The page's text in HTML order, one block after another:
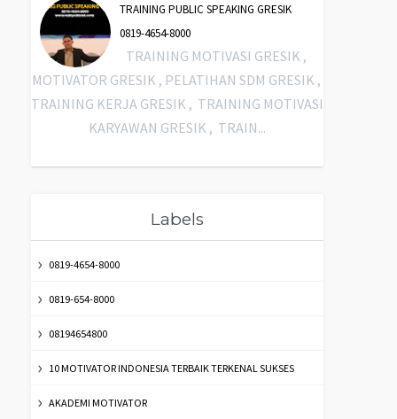
TRAINING PUBLIC SPEAKING GRESIK
0819-4654-8000
TRAINING MOTIVASI GRESIK ,
MOTIVATOR GRESIK , PELATIHAN SDM GRESIK ,
TRAINING KERJA GRESIK , TRAINING MOTIVASI
KARYAWAN GRESIK , TRAIN...
Labels
0819-4654-8000
0819-654-8000
08194654800
10 MOTIVATOR INDONESIA TERBAIK TERKENAL SUKSES
AKADEMI MOTIVATOR